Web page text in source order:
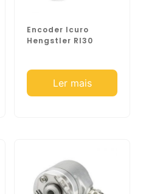
Encoder Icuro
Hengstler RI30
Ler mais